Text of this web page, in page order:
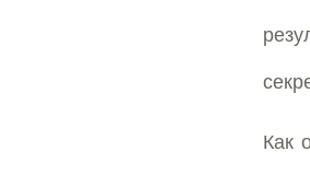
Как